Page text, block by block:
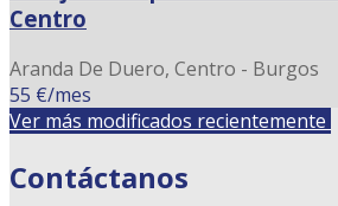
Centro
Aranda De Duero, Centro - Burgos
55 €/mes
Ver más modificados recientemente
Contáctanos